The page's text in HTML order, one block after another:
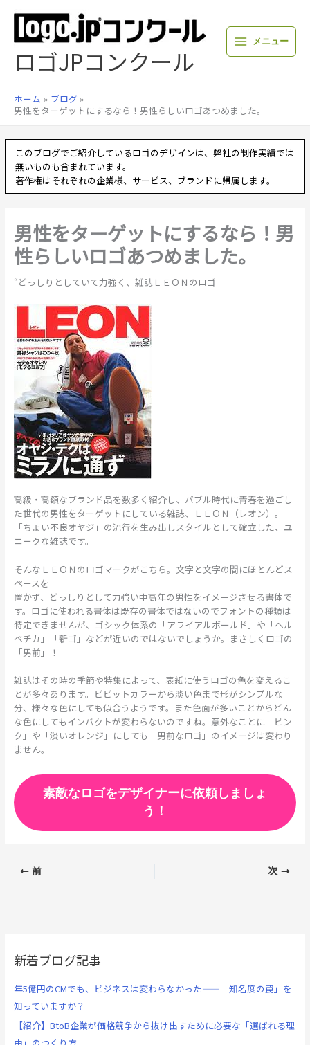
プ
ロゴJPコンクール
メニュー
ホーム
ブログ
男性をターゲットにするなら！男性らしいロゴあつめました。
このブログでご紹介しているロゴのデザインは、弊社の制作実績では
無いものも含まれています。
著作権はそれぞれの企業様、サービス、ブランドに帰属します。
男性をターゲットにするなら！男
性らしいロゴあつめました。
“どっしりとしていて力強く、雑誌ＬＥＯＮのロゴ
高級・高額なブランド品を数多く紹介し、バブル時代に青春を過ごし
た世代の男性をターゲットにしている雑誌、ＬＥＯＮ（レオン）。
「ちょい不良オヤジ」の流行を生み出しスタイルとして確立した、ユ
ニークな雑誌です。
そんなＬＥＯＮのロゴマークがこちら。文字と文字の間にほとんどス
ペースを
置かず、どっしりとして力強い中高年の男性をイメージさせる書体で
す。ロゴに使われる書体は既存の書体ではないのでフォントの種類は
特定できませんが、ゴシック体系の「アライアルボールド」や「ヘル
ベチカ」「新ゴ」などが近いのではないでしょうか。まさしくロゴの
「男前」！
雑誌はその時の季節や特集によって、表紙に使うロゴの色を変えるこ
とが多々あります。ビビットカラーから淡い色まで形がシンプルな
分、様々な色にしても似合うようです。また色面が多いことからどん
な色にしてもインパクトが変わらないのですね。意外なことに「ピン
ク」や「淡いオレンジ」にしても「男前なロゴ」のイメージは変わり
ません。
素敵なロゴをデザイナーに依頼しましょ
う！
前 次
新着ブログ記事
年5億円のCMでも、ビジネスは変わらなかった——「知名度の罠」を
知っていますか？
【紹介】BtoB企業が価格競争から抜け出すために必要な「選ばれる理